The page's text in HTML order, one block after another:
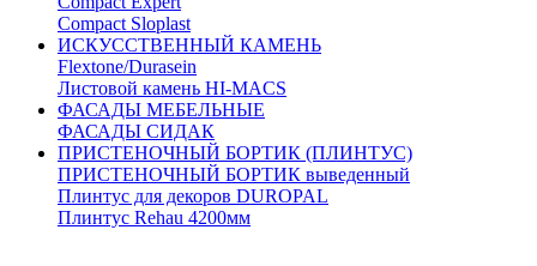
Compact Sloplast
ИСКУССТВЕННЫЙ КАМЕНЬ
Flextone/Durasein
Листовой камень HI-MACS
ФАСАДЫ МЕБЕЛЬНЫЕ
ФАСАДЫ СИДАК
ПРИСТЕНОЧНЫЙ БОРТИК (ПЛИНТУС)
ПРИСТЕНОЧНЫЙ БОРТИК выведенный
Плинтус для декоров DUROPAL
Плинтус Rehau 4200мм